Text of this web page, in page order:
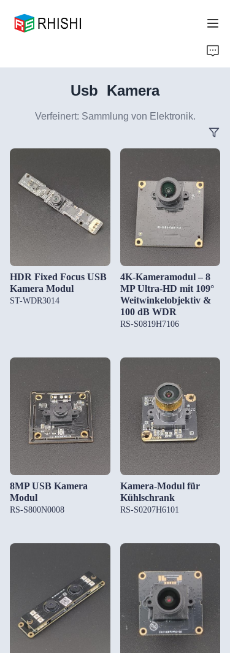
Usb Kamera
Verfeinert: Sammlung von Elektronik.
HDR Fixed Focus USB
Kamera Modul
ST-WDR3014
4K-Kameramodul – 8
MP Ultra-HD mit 109°
Weitwinkelobjektiv &
100 dB WDR
RS-S0819H7106
8MP USB Kamera
Modul
RS-S800N0008
Kamera-Modul für
Kühlschrank
RS-S0207H6101
Support